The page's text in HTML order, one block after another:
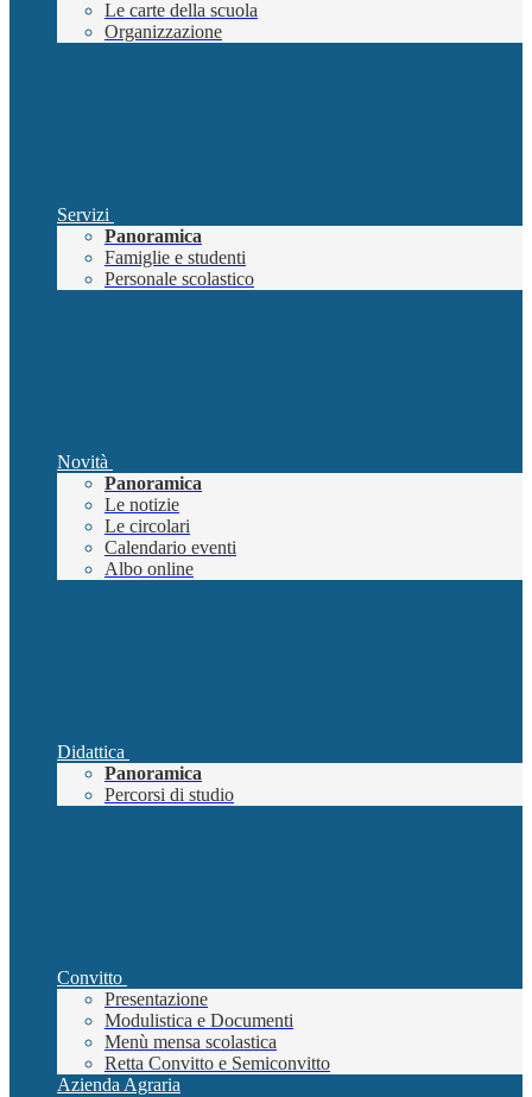
Le carte della scuola
Organizzazione
Servizi
Panoramica
Famiglie e studenti
Personale scolastico
Novità
Panoramica
Le notizie
Le circolari
Calendario eventi
Albo online
Didattica
Panoramica
Percorsi di studio
Convitto
Presentazione
Modulistica e Documenti
Menù mensa scolastica
Retta Convitto e Semiconvitto
Azienda Agraria